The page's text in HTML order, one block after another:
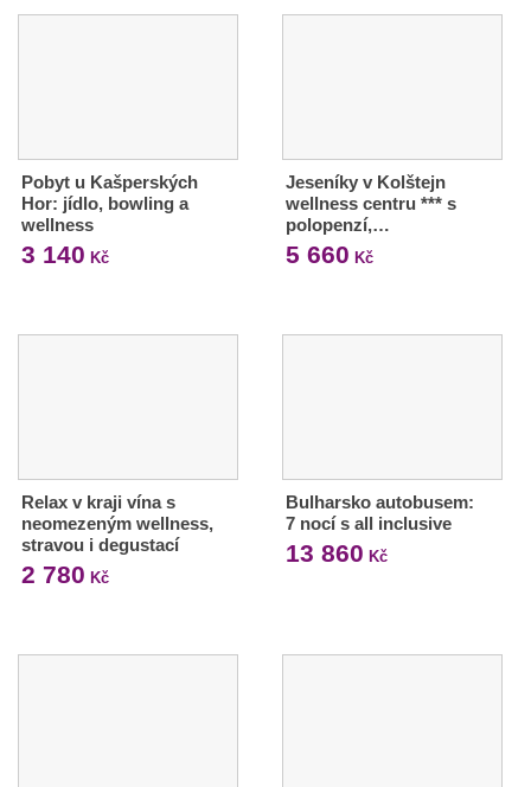
Pobyt u Kašperských
Hor: jídlo, bowling a
wellness
3 140 Kč
Jeseníky v Kolštejn
wellness centru *** s
polopenzí,…
5 660 Kč
Relax v kraji vína s
neomezeným wellness,
stravou i degustací
2 780 Kč
Bulharsko autobusem:
7 nocí s all inclusive
13 860 Kč